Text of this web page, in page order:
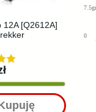
12A [Q2612A]
7.5gr
0